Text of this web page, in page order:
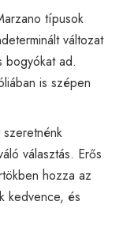
típusok
változat
bogyókat ad.
is szépen
választás. Erős
hozza az
kedvence, és